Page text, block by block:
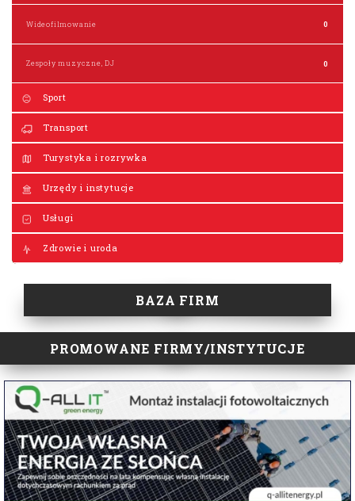
Wideofilmowanie 0
Zespoły muzyczne, DJ 0
Sport
Transport
Turystyka i rozrywka
Urzędy i instytucje
Usługi
Zdrowie i uroda
BAZA FIRM
PROMOWANE FIRMY/INSTYTUCJE